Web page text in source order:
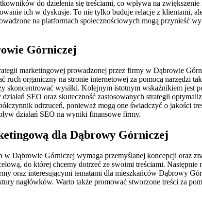
do dzielenia się treściami, co wpływa na
ich w dyskusje. To nie tylko buduje relacje z klientami,
na platformach społecznościowych mogą przynieść
Górniczej
marketingowej prowadzonej przez firmy w Dąbrowie
ruch organiczny na stronie internetowej za pomocą narzędzi
skoncentrować wysiłki. Kolejnym istotnym wskaźnikiem
SEO oraz skuteczność zastosowanych strategii
odrzuceń, ponieważ mogą one świadczyć o jakości
działań SEO na wyniki finansowe firmy.
dla Dąbrowy Górniczej
w Dąbrowie Górniczej wymaga przemyślanej koncepcji oraz
do której chcemy dotrzeć ze swoimi treściami.
oraz interesującymi tematami dla mieszkańców Dąbrowy
nagłówków. Warto także promować stworzone treści za